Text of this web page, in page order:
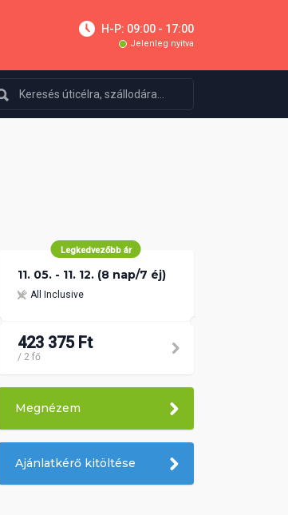
H-P: 09:00 - 17:00
Jelenleg nyitva
Legkedvezőbb ár
11. 05. - 11. 12. (8 nap/7 éj)
All Inclusive
423 375 Ft
/ 2 fő
Megnézem
Ajánlatkérő kitöltése